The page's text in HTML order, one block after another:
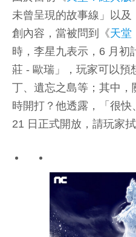
未曾呈現的故事線」以及
創內容，當被問到《天堂
時，李星九表示，6 月初
莊 - 歐瑞」，玩家可以預
丁、遺忘之島等；其中
時開打？他透露，「很快
21 日正式開放，請玩家拭